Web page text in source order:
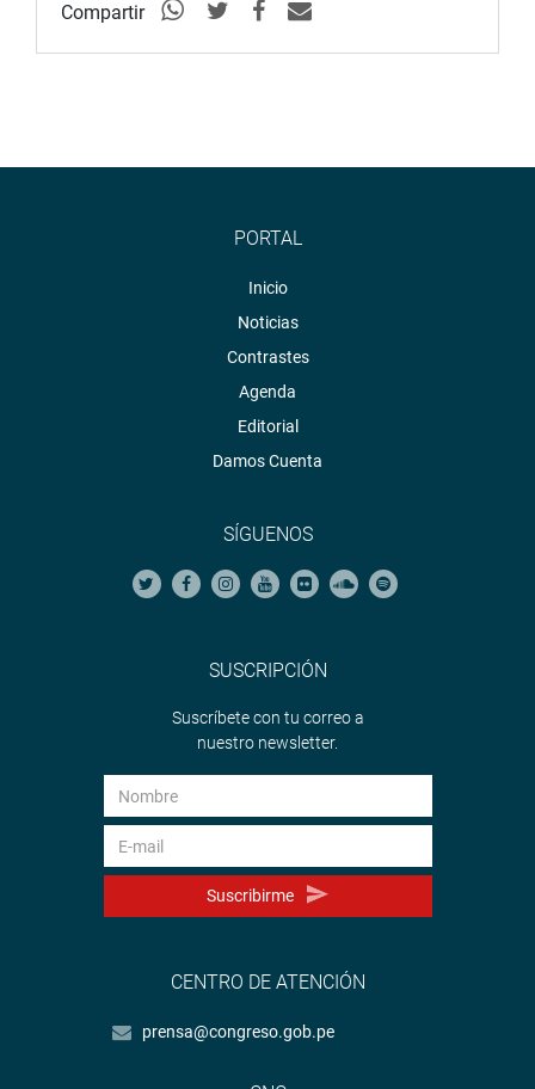
Compartir
PORTAL
Inicio
Noticias
Contrastes
Agenda
Editorial
Damos Cuenta
SÍGUENOS
SUSCRIPCIÓN
Suscríbete con tu correo a
nuestro newsletter.
Suscribirme
CENTRO DE ATENCIÓN
prensa@congreso.gob.pe